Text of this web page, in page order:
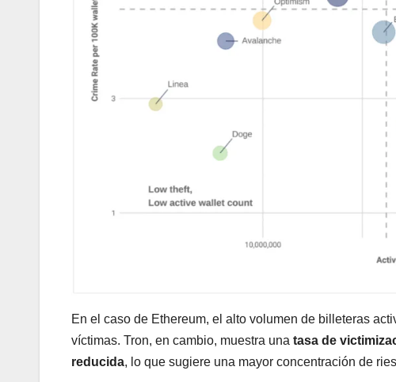
En el caso de Ethereum, el alto volumen de billeteras
víctimas. Tron, en cambio, muestra una tasa de
reducida, lo que sugiere una mayor concentración de